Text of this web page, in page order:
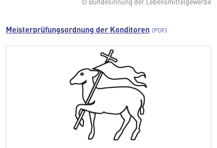
Meisterprüfungsordnung der Konditoren